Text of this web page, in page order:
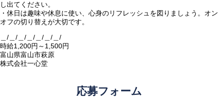
し出てください。
・休日は趣味や休息に使い、心身のリフレッシュを図りましょう。オン
オフの切り替えが大切です。
＿/＿/＿/＿/＿/＿/＿/
時給1,200円～1,500円
富山県富山市萩原
株式会社一心堂
応募フォーム